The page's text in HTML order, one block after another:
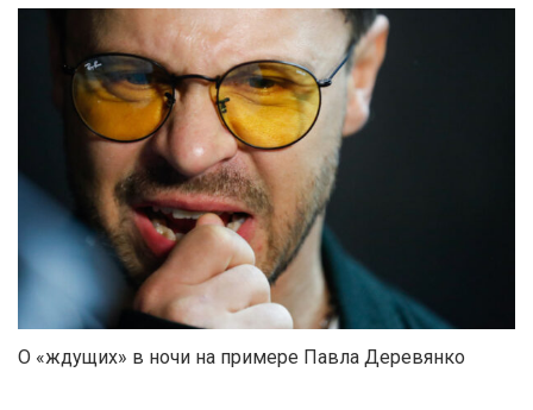
О «ждущих» в ночи на примере Павла Деревянко